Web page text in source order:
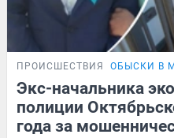
ПРОИСШЕСТВИЯ ОБЫСКИ В
Экс-начальника
полиции
года за